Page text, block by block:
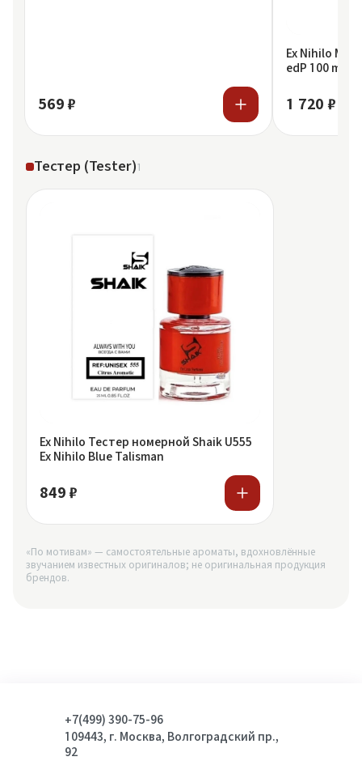
569 ₽
Ex Nihilo
edP 100 ml
1 720 ₽
Тестер (Tester)1
Ex Nihilo Тестер номерной Shaik U555
Ex Nihilo Blue Talisman
849 ₽
«По мотивам» — самостоятельные ароматы, вдохновлённые
звучанием известных оригиналов; не оригинальная продукция
брендов.
+7(499) 390-75-96
109443, г. Москва, Волгоградский пр.,
92